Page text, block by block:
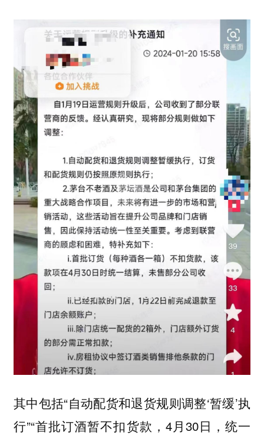
其中包括“自动配货和退货规则调整‘暂缓’执
行”“首批订酒暂不扣货款，4月30日，统一